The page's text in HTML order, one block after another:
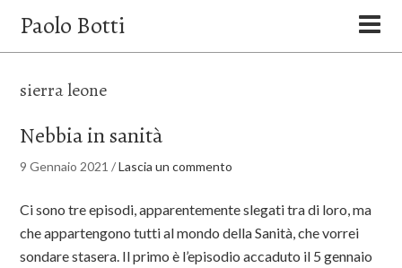
Paolo Botti
sierra leone
Nebbia in sanità
9 Gennaio 2021 /Lascia un commento
Ci sono tre episodi, apparentemente slegati tra di loro, ma
che appartengono tutti al mondo della Sanità, che vorrei
sondare stasera. Il primo è l’episodio accaduto il 5 gennaio